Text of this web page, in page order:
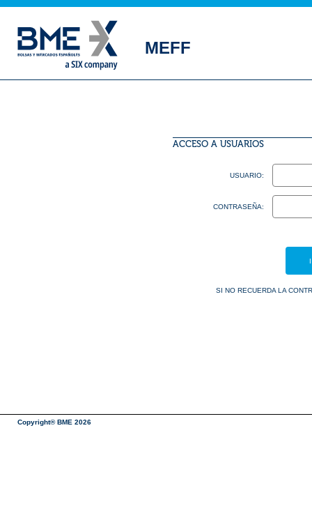
MEFF
ACCESO A USUARIOS
USUARIO:
CONTRASEÑA:
SI NO RECUERDA LA
Copyright® BME 2026